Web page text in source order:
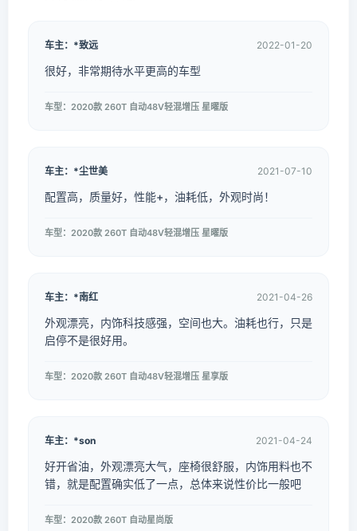
车主：*致远 2022-01-20
很好，非常期待水平更高的车型
车型：2020款 260T 自动48V轻混增压 星曜版
车主：*尘世美 2021-07-10
配置高，质量好，性能+，油耗低，外观时尚！
车型：2020款 260T 自动48V轻混增压 星曜版
车主：*南红 2021-04-26
外观漂亮，内饰科技感强，空间也大。油耗也行，只是
启停不是很好用。
车型：2020款 260T 自动48V轻混增压 星享版
车主：*son 2021-04-24
好开省油，外观漂亮大气，座椅很舒服，内饰用料也不
错，就是配置确实低了一点，总体来说性价比一般吧
车型：2020款 260T 自动星尚版